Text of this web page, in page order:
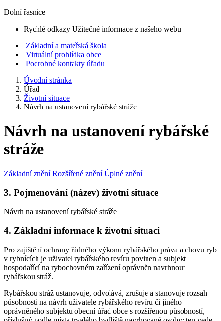
Dolní řasnice
Rychlé odkazy Užitečné informace z našeho webu
Základní a mateřská škola
Virtuální prohlídka obce
Podrobné kontakty úřadu
Úvodní stránka
Úřad
Životní situace
Návrh na ustanovení rybářské stráže
Návrh na ustanovení rybářské
stráže
Základní znění Rozšířené znění Úplné znění
3. Pojmenování (název) životní situace
Návrh na ustanovení rybářské stráže
4. Základní informace k životní situaci
Pro zajištění ochrany řádného výkonu rybářského práva a chovu ryb
v rybnících je uživatel rybářského revíru povinen a subjekt
hospodařící na rybochovném zařízení oprávněn navrhnout
rybářskou stráž.
Rybářskou stráž ustanovuje, odvolává, zrušuje a stanovuje rozsah
působnosti na návrh uživatele rybářského revíru či jiného
oprávněného subjektu obecní úřad obce s rozšířenou působností,